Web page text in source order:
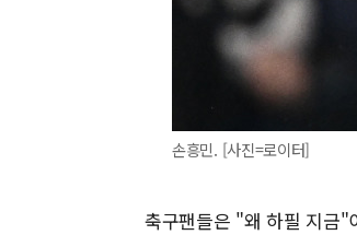
손흥민. [사진=로이터]
축구팬들은 "왜 하필 지금"